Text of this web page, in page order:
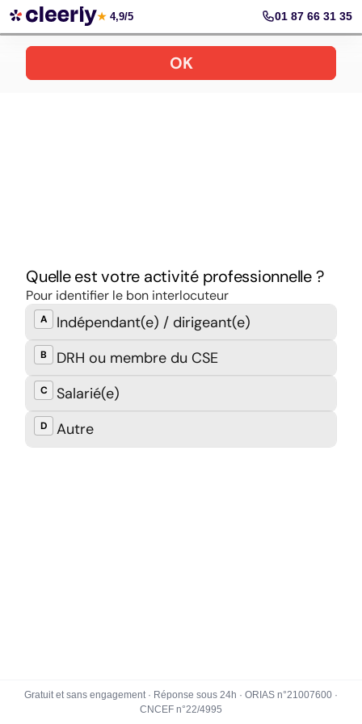
Prendre rendez-vous
★ 4,9/5 01 87 66 31 35
Gratuit et sans engagement · Réponse sous 24h · ORIAS n°21007600 ·
CNCEF n°22/4995